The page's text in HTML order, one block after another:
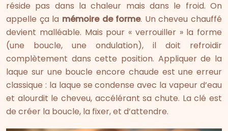
réside pas dans la chaleur mais dans le froid. On
appelle ça la mémoire de forme. Un cheveu chauffé
devient malléable. Mais pour « verrouiller » la forme
(une boucle, une ondulation), il doit refroidir
complètement dans cette position. Appliquer de la
laque sur une boucle encore chaude est une erreur
classique : la laque se condense avec la vapeur d’eau
et alourdit le cheveu, accélérant sa chute. La clé est
de créer la boucle, la fixer, et d’attendre.